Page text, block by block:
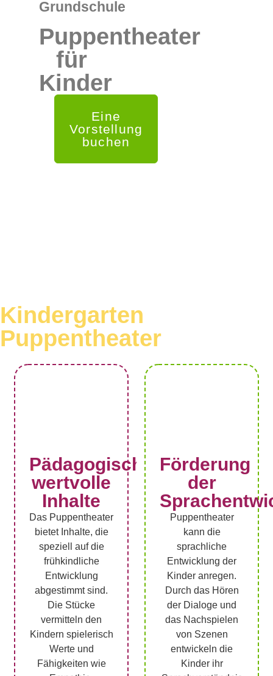
Grundschule
Puppentheater
für
Kinder
Eine
Vorstellung
buchen
Kindergarten
Puppentheater
Pädagogisch
wertvolle
Inhalte
Das Puppentheater
bietet Inhalte, die
speziell auf die
frühkindliche
Entwicklung
abgestimmt sind.
Die Stücke
vermitteln den
Kindern spielerisch
Werte und
Fähigkeiten wie
Förderung
der
Puppentheater
kann die
sprachliche
Entwicklung der
Kinder anregen.
Durch das Hören
der Dialoge und
das Nachspielen
von Szenen
entwickeln die
Kinder ihr